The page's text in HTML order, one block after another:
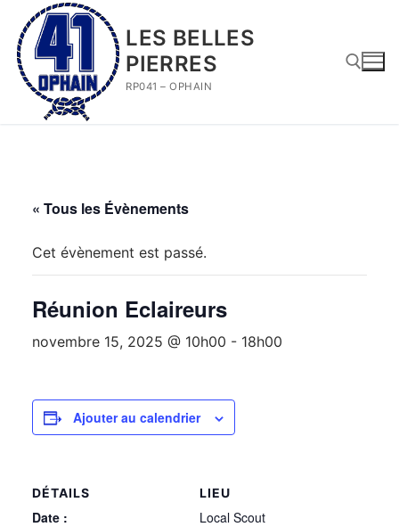
contenu
LES BELLES
PIERRES
RP041 – OPHAIN
« Tous les Évènements
Cet évènement est passé.
Réunion Eclaireurs
novembre 15, 2025 @ 10h00 - 18h00
Ajouter au calendrier
DÉTAILS
Date :
LIEU
Local Scout